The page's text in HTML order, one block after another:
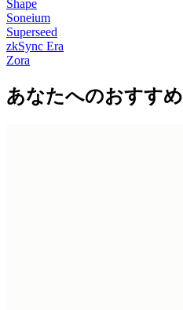
Shape
Soneium
Superseed
zkSync Era
Zora
あなたへのおすすめ